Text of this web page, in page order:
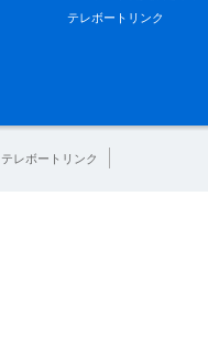
テレボートリンク
テレボートリンク